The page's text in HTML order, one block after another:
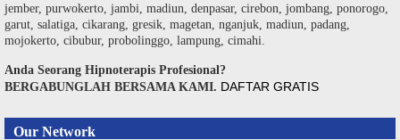
jember, purwokerto, jambi, madiun, denpasar, cirebon, jombang, ponorogo,
garut, salatiga, cikarang, gresik, magetan, nganjuk, madiun, padang,
mojokerto, cibubur, probolinggo, lampung, cimahi.
Anda Seorang Hipnoterapis Profesional?
BERGABUNGLAH BERSAMA KAMI. DAFTAR GRATIS
Our Network